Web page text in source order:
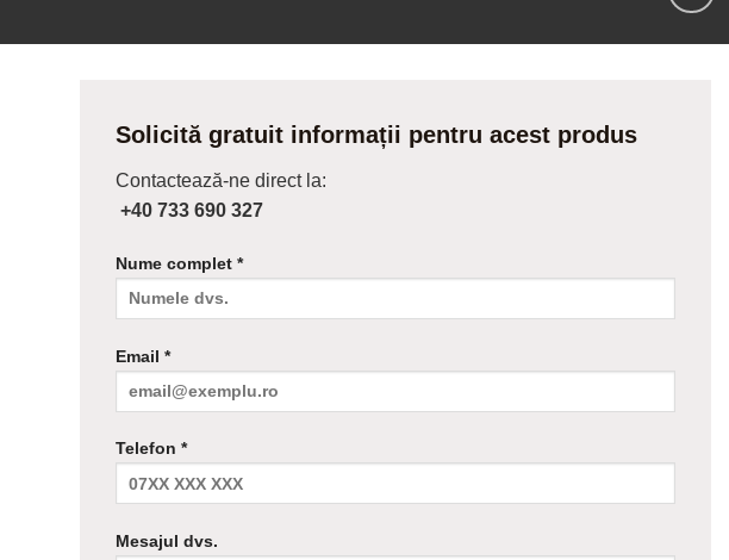
Solicită gratuit informații pentru acest produs
Contactează-ne direct la:
+40 733 690 327
Nume complet *
Email *
Telefon *
Mesajul dvs.